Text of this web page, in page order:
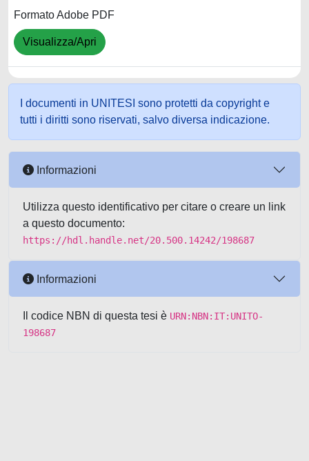
Formato Adobe PDF
Visualizza/Apri
I documenti in UNITESI sono protetti da copyright e
tutti i diritti sono riservati, salvo diversa indicazione.
Informazioni
Utilizza questo identificativo per citare o creare un link
a questo documento:
https://hdl.handle.net/20.500.14242/198687
Informazioni
Il codice NBN di questa tesi è URN:NBN:IT:UNITO-
198687